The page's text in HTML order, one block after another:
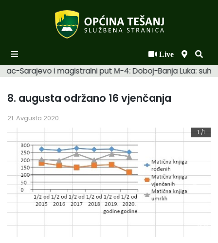
Live
Podaci o Općini
Biznis
Općinski načelnik
Općinsko vijeće
Uprava
Sarajevo i magistralni put M-4: Doboj-Banja Luka:
8. augusta održano 16 vjenčanja
21. Avgusta 2020.
1 /1